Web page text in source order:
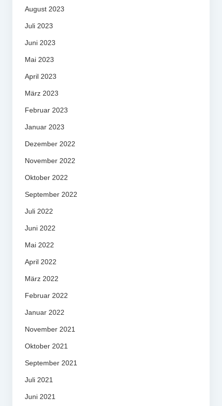
August 2023
Juli 2023
Juni 2023
Mai 2023
April 2023
März 2023
Februar 2023
Januar 2023
Dezember 2022
November 2022
Oktober 2022
September 2022
Juli 2022
Juni 2022
Mai 2022
April 2022
März 2022
Februar 2022
Januar 2022
November 2021
Oktober 2021
September 2021
Juli 2021
Juni 2021